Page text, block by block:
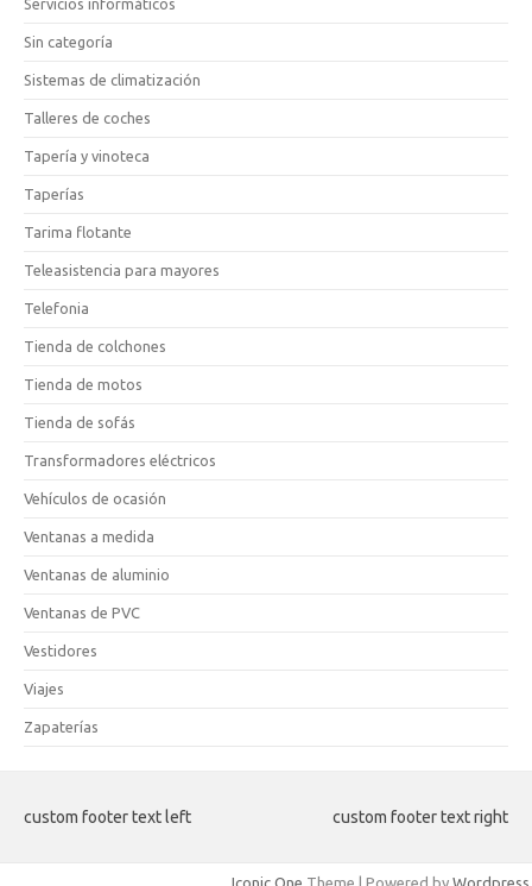
Servicios informáticos
Sin categoría
Sistemas de climatización
Talleres de coches
Tapería y vinoteca
Taperías
Tarima flotante
Teleasistencia para mayores
Telefonia
Tienda de colchones
Tienda de motos
Tienda de sofás
Transformadores eléctricos
Vehículos de ocasión
Ventanas a medida
Ventanas de aluminio
Ventanas de PVC
Vestidores
Viajes
Zapaterías
custom footer text left custom footer text right
Iconic One Theme | Powered by Wordpress